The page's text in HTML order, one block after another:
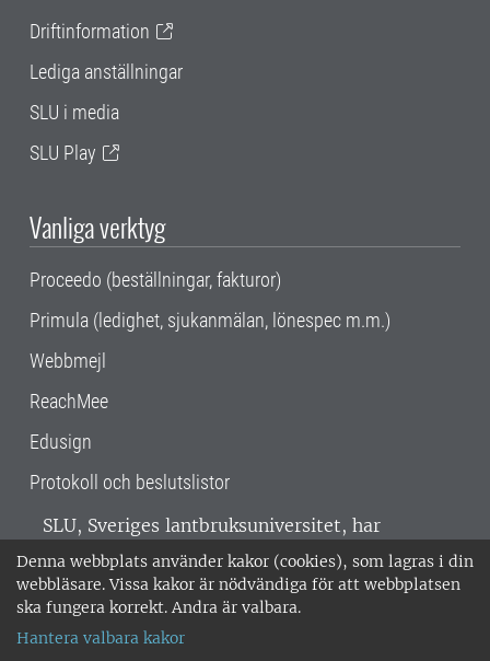
Denna webbplats använder kakor (cookies), som lagras i din
webbläsare. Vissa kakor är nödvändiga för att webbplatsen
ska fungera korrekt. Andra är valbara.
Hantera valbara kakor
Driftinformation
Lediga anställningar
SLU i media
SLU Play
Vanliga verktyg
Proceedo (beställningar, fakturor)
Primula (ledighet, sjukanmälan, lönespec m.m.)
Webbmejl
ReachMee
Edusign
Protokoll och beslutslistor
SLU, Sveriges lantbruksuniversitet, har
verksamhet över hela Sverige. Huvudorter är
Alnarp, Uppsala och Umeå.SLU är
miljöcertifierat enligt ISO 14001. •
018-67 10 00 • Org nr: 202100-2817 •